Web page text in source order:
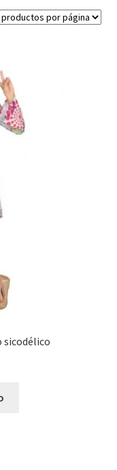
sicodélico